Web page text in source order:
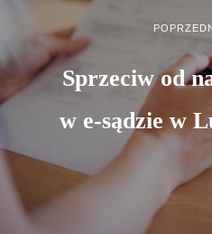
Sprzeciw od
w e-sądzie w